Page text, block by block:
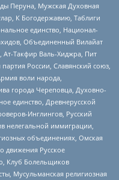
Перуна, Мужская Духовная
К Богодержавию, Таблиги
единство, Национал-
Объединенный Вилайат
Ат-Такфир Валь-Хиджра, Пит
России, Славянский союз,
воли народа,
города Череповца, Духовно-
единство, Древнерусской
Инглингов, Русский
нелегальной иммиграции,
объединениях, Омская
движения Русское
Клуб Болельщиков
Мусульманская религиозная